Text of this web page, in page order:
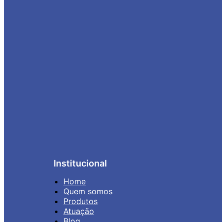
Institucional
Home
Quem somos
Produtos
Atuação